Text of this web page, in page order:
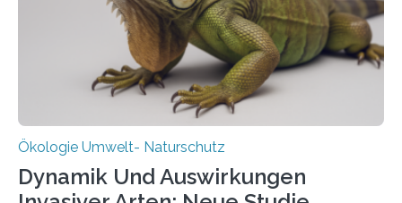
in den vergangenen fünf Jahren von
Wissenschaftlerinnen und Wissenschaftlern des
Thünen-Instituts für Agrarklimaschutz…
Ökologie Umwelt- Naturschutz
Dynamik Und Auswirkungen